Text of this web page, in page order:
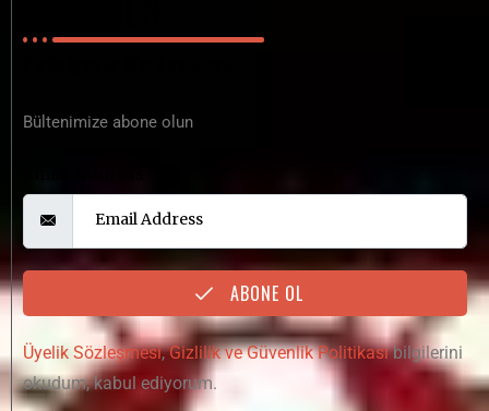
Bültenimize abone olun
ABONE OL
Üyelik Sözleşmesi,Gizlilik ve Güvenlik Politikasıbilgilerini
okudum, kabul ediyorum.